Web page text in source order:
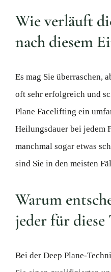
Wie verläuft
nach diesem
Es mag Sie überraschen,
oft sehr erfolgreich und
Plane Facelifting ein
Heilungsdauer bei jedem
manchmal sogar etwas
sind Sie in den meisten
Warum
jeder für diese
Bei der Deep Plane-